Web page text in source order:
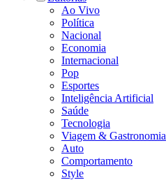
Ao Vivo
Política
Nacional
Economia
Internacional
Pop
Esportes
Inteligência Artificial
Saúde
Tecnologia
Viagem & Gastronomia
Auto
Comportamento
Style